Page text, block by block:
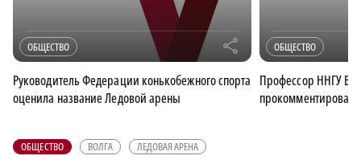
ОБЩЕСТВО r
Руководитель Федерации конькобежного спорта
оценила название Ледовой арены
ОБЩЕСТВО
Профессор ННГУ
прокомментировал
ОБЩЕСТВО ВОЛГА ЛЕДОВАЯ АРЕНА